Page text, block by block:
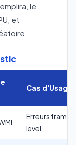
le
et
Cas d'Usage
Erreurs frame-
level